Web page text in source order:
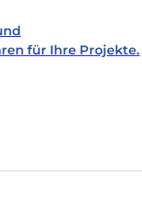
für Ihre Projekte.